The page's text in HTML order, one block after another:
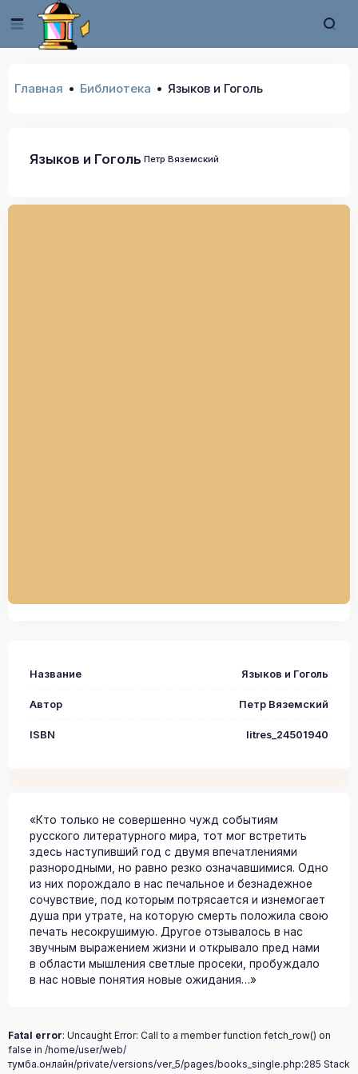
Главная Библиотека Языков и Гоголь
Языков и Гоголь Петр Вяземский
Название Языков и Гоголь
Автор Петр Вяземский
ISBN litres_24501940
«Кто только не совершенно чужд событиям
русского литературного мира, тот мог встретить
здесь наступивший год с двумя впечатлениями
разнородными, но равно резко означавшимися. Одно
из них порождало в нас печальное и безнадежное
сочувствие, под которым потрясается и изнемогает
душа при утрате, на которую смерть положила свою
печать несокрушимую. Другое отзывалось в нас
звучным выражением жизни и открывало пред нами
в области мышления светлые просеки, пробуждало
в нас новые понятия новые ожидания…»
Fatal error: Uncaught Error: Call to a member function fetch_row() on
false in /home/user/web/
тумба.онлайн/private/versions/ver_5/pages/books_single.php:285 Stack